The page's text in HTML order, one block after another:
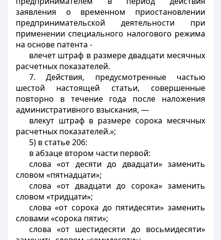
заявления о временном приостановлении
предпринимательской деятельности при
применении специального налогового режима
на основе патента -
влечет штраф в размере двадцати месячных
расчетных показателей.
7. Действия, предусмотренные частью
шестой настоящей статьи, совершенные
повторно в течение года после наложения
административного взыскания, —
влекут штраф в размере сорока месячных
расчетных показателей.»;
5) в статье 206:
в абзаце втором части первой:
слова «от десяти до двадцати» заменить
словом «пятнадцати»;
слова «от двадцати до сорока» заменить
словом «тридцати»;
слова «от сорока до пятидесяти» заменить
словами «сорока пяти»;
слова «от шестидесяти до восьмидесяти»